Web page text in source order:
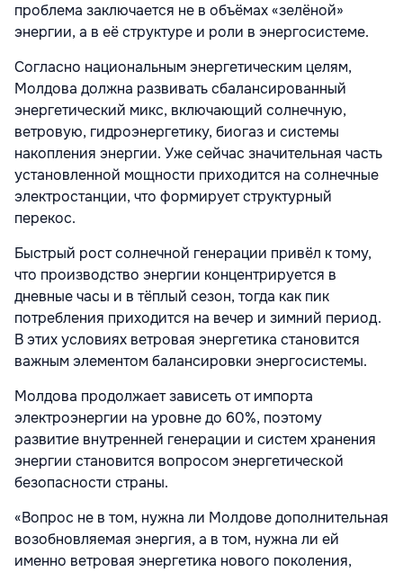
проблема заключается не в объёмах «зелёной»
энергии, а в её структуре и роли в энергосистеме.
Согласно национальным энергетическим целям,
Молдова должна развивать сбалансированный
энергетический микс, включающий солнечную,
ветровую, гидроэнергетику, биогаз и системы
накопления энергии. Уже сейчас значительная часть
установленной мощности приходится на солнечные
электростанции, что формирует структурный
перекос.
Быстрый рост солнечной генерации привёл к тому,
что производство энергии концентрируется в
дневные часы и в тёплый сезон, тогда как пик
потребления приходится на вечер и зимний период.
В этих условиях ветровая энергетика становится
важным элементом балансировки энергосистемы.
Молдова продолжает зависеть от импорта
электроэнергии на уровне до 60%, поэтому
развитие внутренней генерации и систем хранения
энергии становится вопросом энергетической
безопасности страны.
«Вопрос не в том, нужна ли Молдове дополнительная
возобновляемая энергия, а в том, нужна ли ей
именно ветровая энергетика нового поколения,